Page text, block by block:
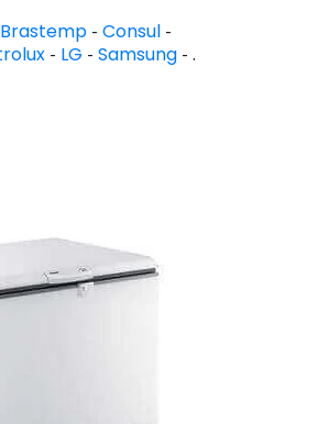
Brastemp- Consul-
- LG - Samsung - .